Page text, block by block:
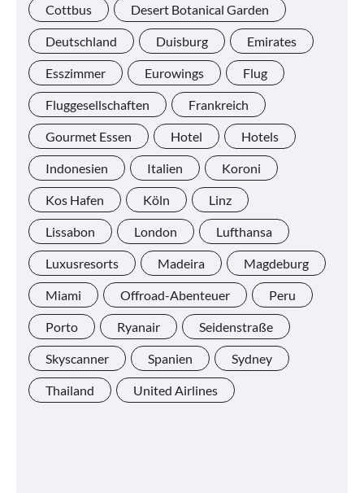
Cottbus Desert Botanical Garden
Deutschland Duisburg Emirates
Esszimmer Eurowings Flug
Fluggesellschaften Frankreich
Gourmet Essen Hotel Hotels
Indonesien Italien Koroni
Kos Hafen Köln Linz
Lissabon London Lufthansa
Luxusresorts Madeira Magdeburg
Miami Offroad-Abenteuer Peru
Porto Ryanair Seidenstraße
Skyscanner Spanien Sydney
Thailand United Airlines